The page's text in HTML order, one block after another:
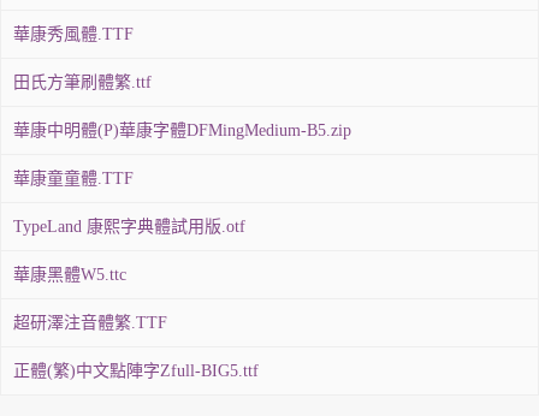
華康秀風體.TTF
田氏方筆刷體繁.ttf
華康中明體(P)華康字體DFMingMedium-B5.zip
華康童童體.TTF
TypeLand 康熙字典體試用版.otf
華康黑體W5.ttc
超研澤注音體繁.TTF
正體(繁)中文點陣字Zfull-BIG5.ttf